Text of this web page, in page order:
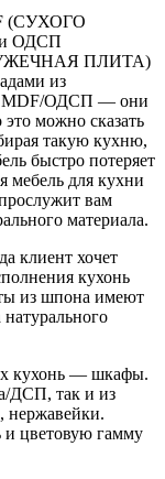
(СУХОГО
ОДСП
ПЛИТА)
из
MDF/ОДСП — они
можно сказать
такую кухню,
быстро потеряет
мебель для кухни
вам
материала.
клиент хочет
кухонь
из шпона имеют
натурального
кухонь — шкафы.
ДСП, так и из
нержавейки.
и цветовую гамму